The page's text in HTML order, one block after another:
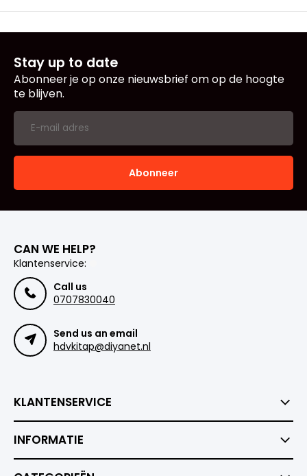
Stay up to date
Abonneer je op onze nieuwsbrief om op de hoogte
te blijven.
Abonneer
CAN WE HELP?
Klantenservice:
Call us
0707830040
Send us an email
hdvkitap@diyanet.nl
KLANTENSERVICE
INFORMATIE